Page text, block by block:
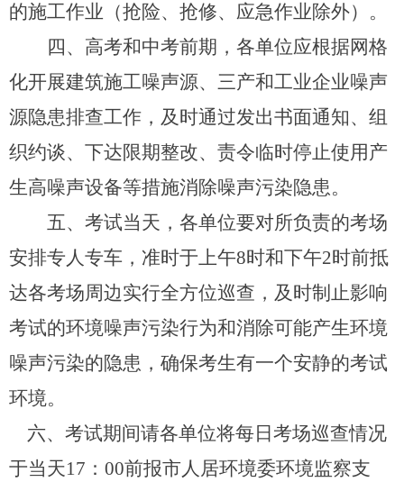
的施工作业（抢险、抢修、应急作业除外）。
四、高考和中考前期，各单位应根据网格
化开展建筑施工噪声源、三产和工业企业噪声
源隐患排查工作，及时通过发出书面通知、组
织约谈、下达限期整改、责令临时停止使用产
生高噪声设备等措施消除噪声污染隐患。
五、考试当天，各单位要对所负责的考场
安排专人专车，准时于上午8时和下午2时前抵
达各考场周边实行全方位巡查，及时制止影响
考试的环境噪声污染行为和消除可能产生环境
噪声污染的隐患，确保考生有一个安静的考试
环境。
六、考试期间请各单位将每日考场巡查情况
于当天17：00前报市人居环境委环境监察支